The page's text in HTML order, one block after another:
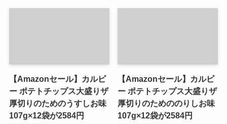
【Amazonセール】カルビ
ー ポテトチップス大盛りザ
厚切りのためのうすしお味
107g×12袋が2584円
【Amazonセール】カルビ
ー ポテトチップス大盛りザ
厚切りのためののりしお味
107g×12袋が2584円